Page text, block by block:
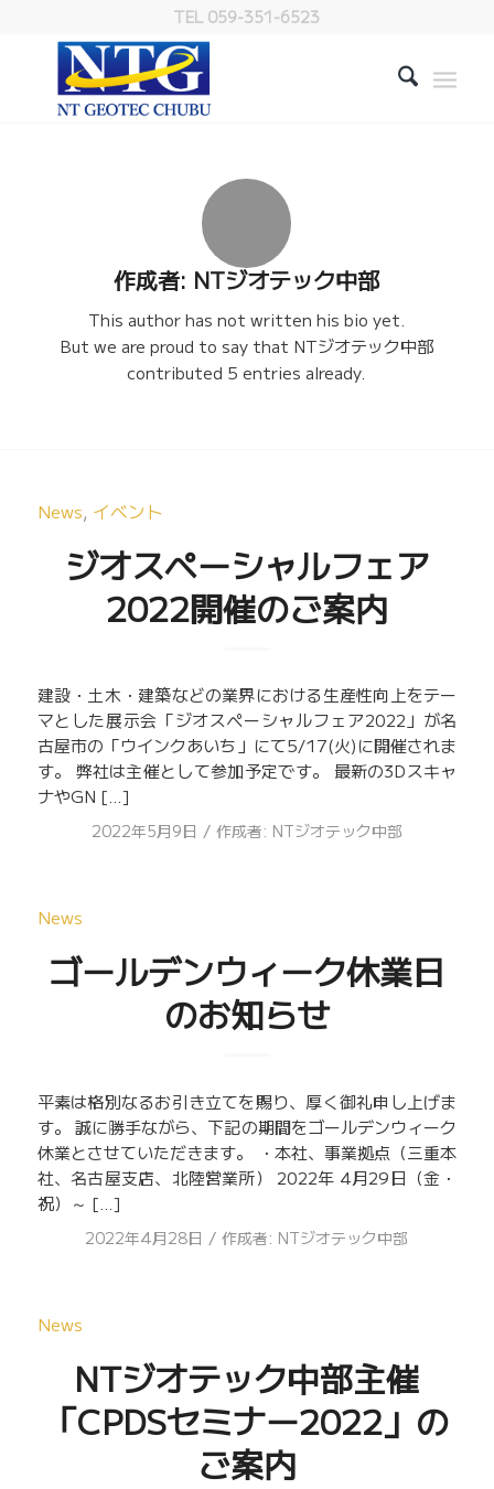
TEL 059-351-6523
作成者: NTジオテック中部
This author has not written his bio yet.
But we are proud to say that NTジオテック中部
contributed 5 entries already.
News, イベント
ジオスペーシャルフェア
2022開催のご案内
建設・土木・建築などの業界における生産性向上をテー
マとした展示会「ジオスペーシャルフェア2022」が名
古屋市の「ウインクあいち」にて5/17(火)に開催されま
す。 弊社は主催として参加予定です。 最新の3Dスキャ
ナやGN […]
2022年5月9日 / 作成者: NTジオテック中部
News
ゴールデンウィーク休業日
のお知らせ
平素は格別なるお引き立てを賜り、厚く御礼申し上げま
す。 誠に勝手ながら、下記の期間をゴールデンウィーク
休業とさせていただきます。 ・本社、事業拠点（三重本
社、名古屋支店、北陸営業所） 2022年 4月29日（金・
祝）～ […]
2022年4月28日 / 作成者: NTジオテック中部
News
NTジオテック中部主催
「CPDSセミナー2022」の
ご案内